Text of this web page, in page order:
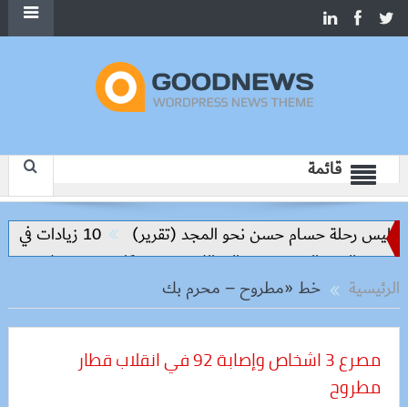
قائمة
رحلة حسام حسن نحو المجد (تقرير)
10 زيادات في 10 سنوات.. هل حان الوقت لرفع دعم البنزين نهائيا؟
رسميًا.. محمد صلاح يرتدي الرقم 10 مع طرابزون سبور ويبعث أول
الرئيسية
خط «مطروح – محرم بك
مصرع 3 اشخاص وإصابة 92 في انقلاب قطار
مطروح